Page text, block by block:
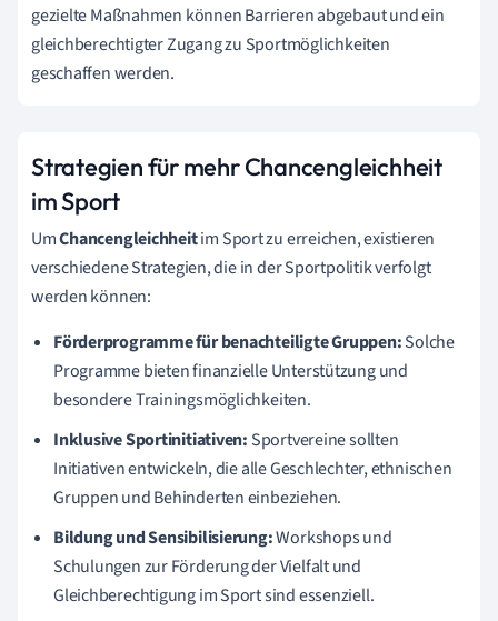
gezielte Maßnahmen können Barrieren abgebaut und ein
gleichberechtigter Zugang zu Sportmöglichkeiten
geschaffen werden.
Strategien für mehr Chancengleichheit
im Sport
UmChancengleichheitim Sport zu erreichen, existieren
verschiedene Strategien, die in der Sportpolitik verfolgt
werden können:
Förderprogramme für benachteiligte Gruppen:Solche
Programme bieten finanzielle Unterstützung und
besondere Trainingsmöglichkeiten.
Inklusive Sportinitiativen: Sportvereine sollten
Initiativen entwickeln, die alle Geschlechter, ethnischen
Gruppen und Behinderten einbeziehen.
Bildung und Sensibilisierung:Workshops und
Schulungen zur Förderung der Vielfalt und
Gleichberechtigung im Sport sind essenziell.